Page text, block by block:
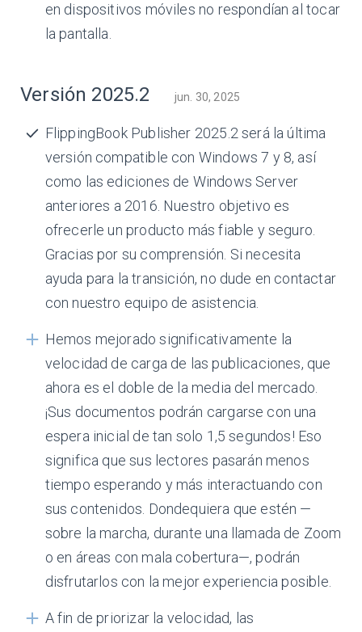
en dispositivos móviles no respondían al tocar
la pantalla.
Versión 2025.2 jun. 30, 2025
FlippingBook Publisher 2025.2 será la última
versión compatible con Windows 7 y 8, así
como las ediciones de Windows Server
anteriores a 2016. Nuestro objetivo es
ofrecerle un producto más fiable y seguro.
Gracias por su comprensión. Si necesita
ayuda para la transición, no dude en contactar
con nuestro equipo de asistencia.
Hemos mejorado significativamente la
velocidad de carga de las publicaciones, que
ahora es el doble de la media del mercado.
¡Sus documentos podrán cargarse con una
espera inicial de tan solo 1,5 segundos! Eso
significa que sus lectores pasarán menos
tiempo esperando y más interactuando con
sus contenidos. Dondequiera que estén —
sobre la marcha, durante una llamada de Zoom
o en áreas con mala cobertura—, podrán
disfrutarlos con la mejor experiencia posible.
A fin de priorizar la velocidad, las